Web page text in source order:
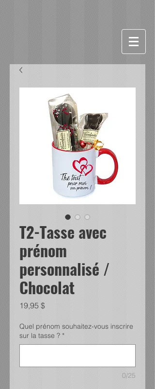
T2-Tasse avec
prénom
personnalisé /
Chocolat
19,95 $Prix
Quel prénom souhaitez-vous inscrire
sur la tasse ? *
0/25